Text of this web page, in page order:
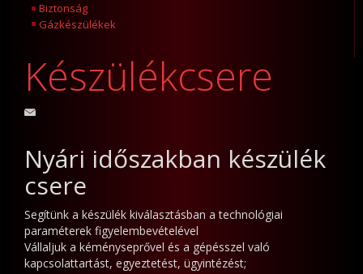
Biztonság
Gázkészülékek
Készülékcsere
Nyári időszakban készülék
csere
Segítünk a készülék kiválasztásban a technológiai
paraméterek figyelembevételével
Vállaljuk a kéményseprővel és a gépésszel való
kapcsolattartást, egyeztetést, ügyintézést;